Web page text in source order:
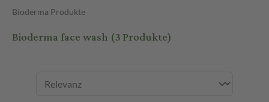
Bioderma Produkte
Bioderma face wash (3 Produkte)